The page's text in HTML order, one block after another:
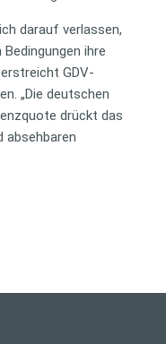
darauf verlassen,
ihre
GDV-
„Die deutschen
drückt das
absehbaren